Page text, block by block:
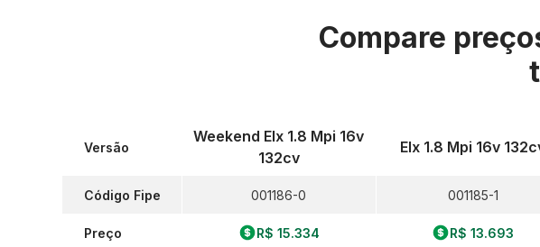
Compare
Versão
Código Fipe
Preço
Weekend Elx 1.8 Mpi 16v
132cv
001186-0
R$ 15.334
Elx 1.8 Mpi 16v
001185-1
R$ 13.693